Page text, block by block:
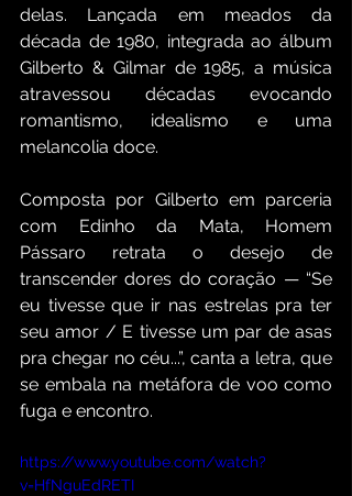
delas. Lançada em meados da
década de 1980, integrada ao álbum
Gilberto & Gilmar de 1985, a música
atravessou décadas evocando
romantismo, idealismo e uma
melancolia doce.
Composta por Gilberto em parceria
com Edinho da Mata, Homem
Pássaro retrata o desejo de
transcender dores do coração — “Se
eu tivesse que ir nas estrelas pra ter
seu amor / E tivesse um par de asas
pra chegar no céu...”, canta a letra, que
se embala na metáfora de voo como
fuga e encontro.
https://www.youtube.com/watch?
v=HfNguEdRETI